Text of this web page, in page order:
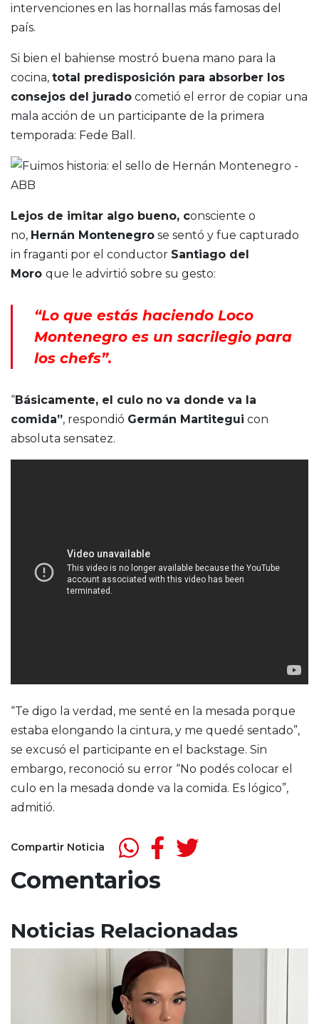
intervenciones en las hornallas más famosas del
país.
Si bien el bahiense mostró buena mano para la
cocina, total predisposición para absorber los
consejos del jurado cometió el error de copiar una
mala acción de un participante de la primera
temporada: Fede Ball.
Lejos de imitar algo bueno, consciente o
no, Hernán Montenegro se sentó y fue capturado
in fraganti por el conductor Santiago del
Moro que le advirtió sobre su gesto:
“Lo que estás haciendo Loco
Montenegro es un sacrilegio para
los chefs”.
“Básicamente, el culo no va donde va la
comida”, respondió Germán Martitegui con
absoluta sensatez.
“Te digo la verdad, me senté en la mesada porque
estaba elongando la cintura, y me quedé sentado”,
se excusó el participante en el backstage. Sin
embargo, reconoció su error “No podés colocar el
culo en la mesada donde va la comida. Es lógico”,
admitió.
Compartir Noticia
Comentarios
Noticias Relacionadas